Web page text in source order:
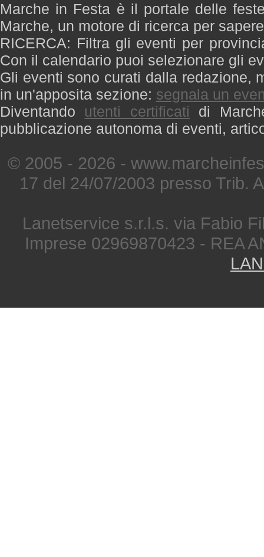
Marche in Festa è il portale delle
Marche, un motore di ricerca per
RICERCA: Filtra gli eventi per
Con il calendario puoi selezionare gli
Gli eventi sono curati dalla redazione,
in un'apposita sezione: segnala un
Diventando utenti certificati di
pubblicazione autonoma di eventi,
© 2005 - 2026 -
17 del 24/07/2003 presso Trib.
Lanetservice s.r.l.s. via Fabio
Imprese 02969870423 - REA